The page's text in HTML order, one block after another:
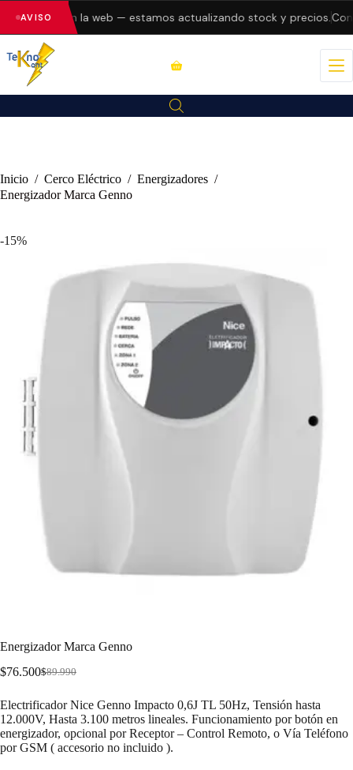
AVISO
errores en la web — estamos actualizando stock y precios.
Inicio / Cerco Eléctrico / Energizadores /
Energizador Marca Genno
-15%
Energizador Marca Genno
$89.990
$76.500
Electrificador Nice Genno Impacto 0,6J TL 50Hz, Tensión hasta
12.000V, Hasta 3.100 metros lineales. Funcionamiento por botón en
energizador, opcional por Receptor – Control Remoto, o Vía Teléfono
por GSM ( accesorio no incluido ).